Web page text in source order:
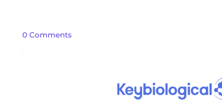
more
0 Comments